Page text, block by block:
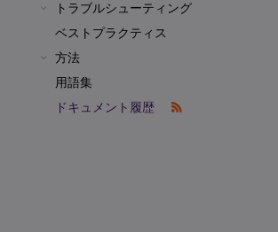
トラブルシューティング
ベストプラクティス
方法
用語集
ドキュメント履歴